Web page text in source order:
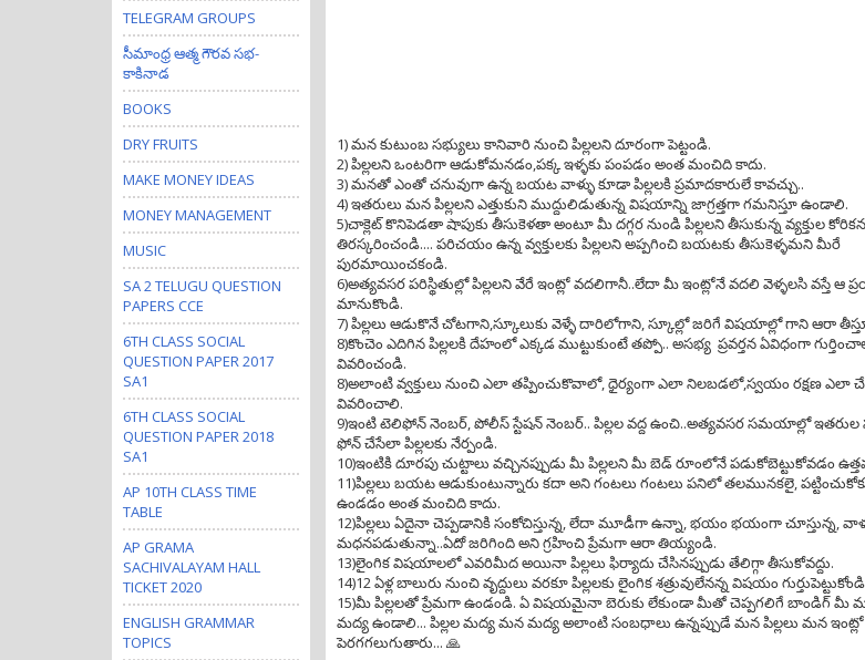
1) మన కుటుంబ సభ్యులు కానివారి నుంచి పిల్లలని దూరంగా పెట్టండి.
2) పిల్లలని ఒంటరిగా ఆడుకోమనడం,పక్క ఇళ్ళకు పంపడం అంత మంచిది కాదు.
3) మనతో ఎంతో చనువుగా ఉన్న బయట వాళ్ళు కూడా పిల్లలకి ప్రమాదకారులే కావచ్చు..
4) ఇతరులు మన పిల్లలని ఎత్తుకుని ముద్దులిడుతున్న విషయాన్ని జాగ్రత్తగా గమనిస్తూ ఉండాలి.
5)చాక్లెట్ కొనిపెడతా షాపుకు తీసుకెళతా అంటూ మీ దగ్గర నుండి పిల్లలని తీసుకున్న వ్యక్తుల
తిరస్కరించండి.... పరిచయం ఉన్న వ్వక్తులకు పిల్లలని అప్పగించి బయటకు తీసుకెళ్ళమని మీరే
పురమాయించకండి.
6)అత్యవసర పరిస్థితుల్లో పిల్లలని వేరే ఇంట్లో వదలిగానీ..లేదా మీ ఇంట్లోనే వదలి వెళ్ళలసి వస్తే ఆ
మానుకొండి.
7) పిల్లలు ఆడుకొనే చోటగాని,స్కూలుకు వెళ్ళే దారిలోగాని, స్కూల్లో జరిగే విషయాల్లో గాని ఆరా
8)కొంచెం ఎదిగిన పిల్లలకి దేహంలో ఎక్కడ ముట్టుకుంటే తప్పో.. అసభ్య ప్రవర్తన ఏవిధంగా
వివరించండి.
8)అలాంటి వ్వక్తులు నుంచి ఎలా తప్పించుకొవాలో, ధైర్యంగా ఎలా నిలబడలో,స్వయం రక్షణ ఎలా
వివరించాలి.
9)ఇంటి టెలిఫోన్ నెంబర్, పోలీస్ స్టేషన్ నెంబర్.. పిల్లల వద్ద ఉంచి..అత్యవసర సమయాల్లో
ఫోన్ చేసేలా పిల్లలకు నేర్పండి.
10)ఇంటికి దూరపు చుట్టాలు వచ్చినప్పుడు మీ పిల్లలని మీ బెడ్ రూంలోనే పడుకోబెట్టుకోవడం
11)పిల్లలు బయట ఆడుకుంటున్నారు కదా అని గంటలు గంటలు పనిలో తలమునకలై,
ఉండడం అంత మంచిది కాదు.
12)పిల్లలు ఏదైనా చెప్పడానికి సంకోచిస్తున్న, లేదా మూడీగా ఉన్నా, భయం భయంగా చూస్తున్న,
మధనపడుతున్నా..ఏదో జరిగింది అని గ్రహించి ప్రేమగా ఆరా తియ్యండి.
13)లైంగిక విషయాలలో ఎవరిమీద అయినా పిల్లలు ఫిర్యాదు చేసినప్పుడు తేలిగ్గా తీసుకోవద్దు.
14)12 ఏళ్ల బాలురు నుంచి వృద్దులు వరకూ పిల్లలకు లైంగిక శత్రువులేనన్న విషయం
15)మీ పిల్లలతో ప్రేమగా ఉండండి. ఏ విషయమైనా బెరుకు లేకుండా మీతో చెప్పగలిగే బాండిగ్ మీ
మద్య ఉండాలి... పిల్లల మద్య మన మద్య అలాంటి సంబధాలు ఉన్నప్పుడే మన పిల్లలు మన
పెరగగలుగుతారు... 🙏
TELEGRAM GROUPS
సీమాంధ్ర ఆత్మ గౌరవ సభ-
కాకినాడ
BOOKS
DRY FRUITS
MAKE MONEY IDEAS
MONEY MANAGEMENT
MUSIC
SA 2 TELUGU QUESTION
PAPERS CCE
6TH CLASS SOCIAL
QUESTION PAPER 2017
SA1
6TH CLASS SOCIAL
QUESTION PAPER 2018
SA1
AP 10TH CLASS TIME
TABLE
AP GRAMA
SACHIVALAYAM HALL
TICKET 2020
ENGLISH GRAMMAR
TOPICS